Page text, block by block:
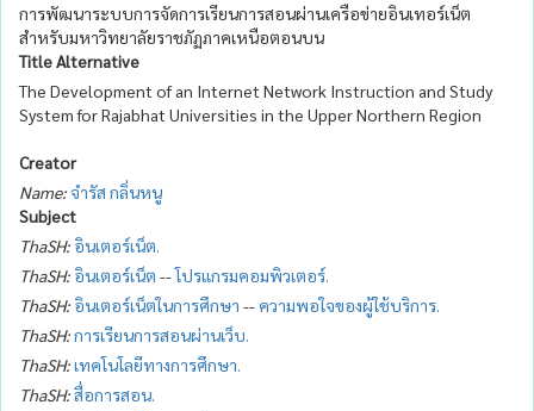
การพัฒนาระบบการจัดการเรียนการสอนผ่านเครือข่ายอินเทอร์เน็ต
สำหรับมหาวิทยาลัยราชภัฏภาคเหนือตอนบน
Title Alternative
The Development of an Internet Network Instruction and Study
System for Rajabhat Universities in the Upper Northern Region
Creator
Name: จำรัส กลิ่นหนู
Subject
ThaSH: อินเตอร์เน็ต.
ThaSH: อินเตอร์เน็ต --โปรแกรมคอมพิวเตอร์.
ThaSH: อินเตอร์เน็ตในการศึกษา -- ความพอใจของผู้ใช้บริการ.
ThaSH:การเรียนการสอนผ่านเว็บ.
ThaSH:เทคโนโลยีทางการศึกษา.
ThaSH:สื่อการสอน.